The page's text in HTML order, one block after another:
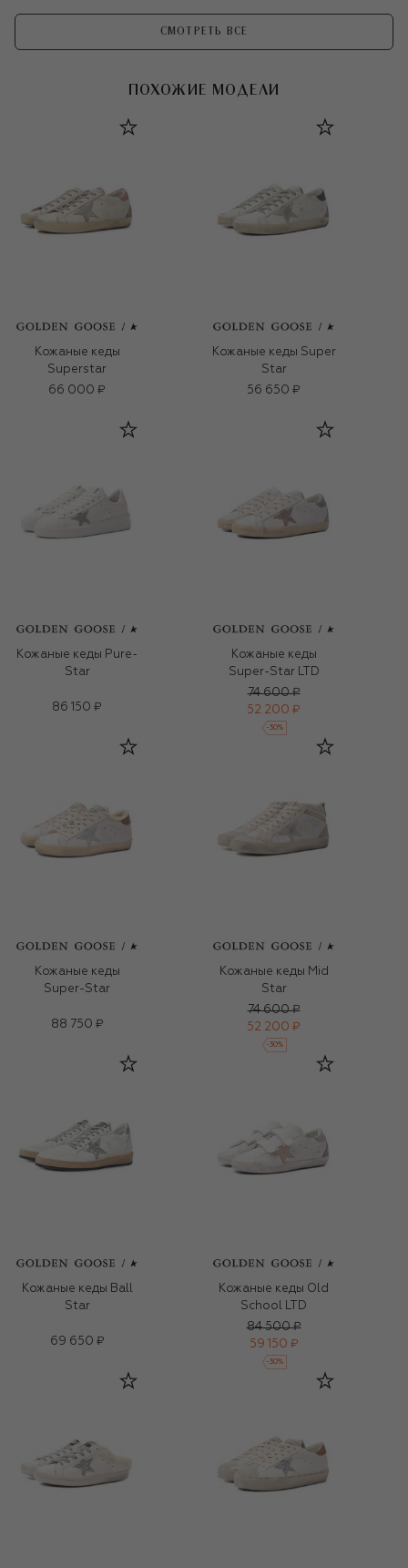
СМОТРЕТЬ ВСЕ
ПОХОЖИЕ МОДЕЛИ
Кожаные кеды
Superstar
66 000 ₽
Кожаные кеды Super
Star
56 650 ₽
Кожаные кеды Pure-
Star
86 150 ₽
Кожаные кеды
Super-Star LTD
74 600 ₽
52 200 ₽
-30%
Кожаные кеды
Super-Star
88 750 ₽
Кожаные кеды Mid
Star
74 600 ₽
52 200 ₽
-30%
Кожаные кеды Ball
Star
69 650 ₽
Кожаные кеды Old
School LTD
84 500 ₽
59 150 ₽
-30%